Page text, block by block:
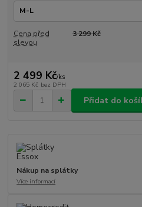
Cena před
slevou
3 299 Kč
2 499 Kč/ks
2 065 Kč bez DPH
Přidat do
Nákup na splátky
Více informací